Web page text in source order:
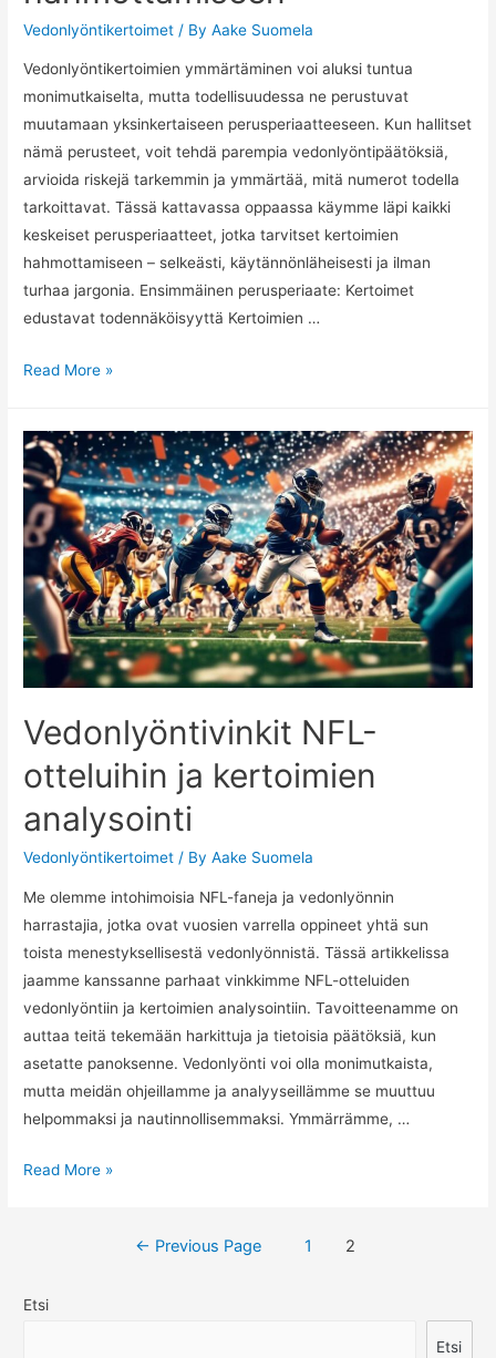
Vedonlyöntikertoimet / ByAake Suomela
Vedonlyöntikertoimien ymmärtäminen voi aluksi tuntua
monimutkaiselta, mutta todellisuudessa ne perustuvat
muutamaan yksinkertaiseen perusperiaatteeseen. Kun hallitset
nämä perusteet, voit tehdä parempia vedonlyöntipäätöksiä,
arvioida riskejä tarkemmin ja ymmärtää, mitä numerot todella
tarkoittavat. Tässä kattavassa oppaassa käymme läpi kaikki
keskeiset perusperiaatteet, jotka tarvitset kertoimien
hahmottamiseen – selkeästi, käytännönläheisesti ja ilman
turhaa jargonia. Ensimmäinen perusperiaate: Kertoimet
edustavat todennäköisyyttä Kertoimien …
Perusperiaatteet
Read More »
Vedonlyöntivinkit NFL-
otteluihin ja kertoimien
analysointi
Vedonlyöntikertoimet / ByAake Suomela
Me olemme intohimoisia NFL-faneja ja vedonlyönnin
harrastajia, jotka ovat vuosien varrella oppineet yhtä sun
toista menestyksellisestä vedonlyönnistä. Tässä artikkelissa
jaamme kanssanne parhaat vinkkimme NFL-otteluiden
vedonlyöntiin ja kertoimien analysointiin. Tavoitteenamme on
auttaa teitä tekemään harkittuja ja tietoisia päätöksiä, kun
asetatte panoksenne. Vedonlyönti voi olla monimutkaista,
mutta meidän ohjeillamme ja analyyseillämme se muuttuu
helpommaksi ja nautinnollisemmaksi. Ymmärrämme, …
Vedonlyöntivinkit
analysointi
Read More »
Artikkelien
← Previous Page 1 2
Etsi
Etsi